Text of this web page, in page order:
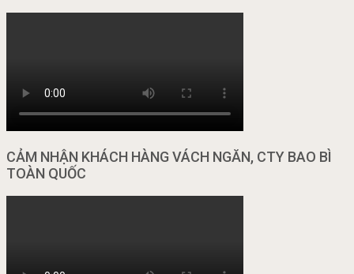
CẢM NHẬN KHÁCH HÀNG VÁCH NGĂN, CTY BAO BÌ
TOÀN QUỐC